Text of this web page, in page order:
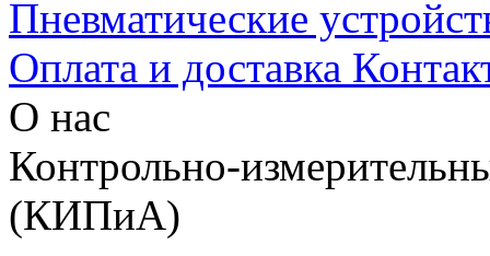
Пневматические
Оплата и доставка
О нас
Контрольно-
(КИПиА)